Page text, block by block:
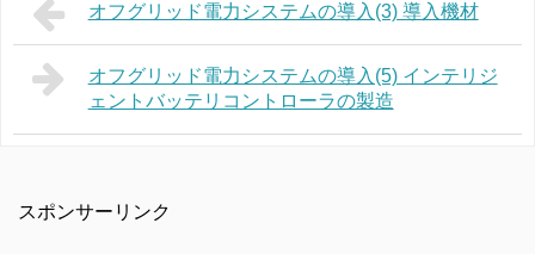
オフグリッド電力システムの導入(3) 導入機材
オフグリッド電力システムの導入(5) インテリジ
ェントバッテリコントローラの製造
スポンサーリンク